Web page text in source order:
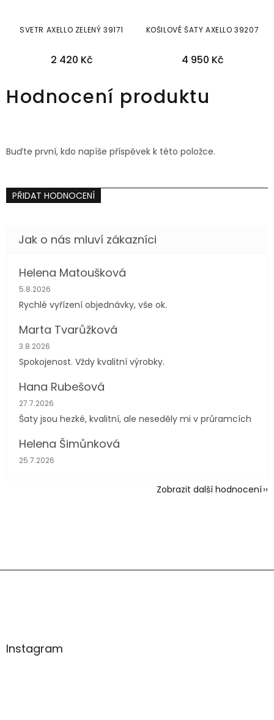
SVETR AXELLO ZELENÝ 39171
2 420 Kč
KOŠILOVÉ ŠATY AXELLO 39207
4 950 Kč
Hodnocení produktu
Buďte první, kdo napíše příspěvek k této položce.
PŘIDAT HODNOCENÍ
Helena Matoušková
Hodnocení obchodu je 5 z 5 hvězdiček.
5.8.2026
Rychlé vyřízení objednávky, vše ok.
Marta Tvarůžková
Hodnocení obchodu je 5 z 5 hvězdiček.
3.8.2026
Spokojenost. Vždy kvalitní výrobky.
Hana Rubešová
Hodnocení obchodu je 4 z 5 hvězdiček.
27.7.2026
Šaty jsou hezké, kvalitní, ale neseděly mi v průramcích
Helena Šimůnková
Hodnocení obchodu je 5 z 5 hvězdiček.
25.7.2026
Zobrazit další hodnocení
p
Instagram